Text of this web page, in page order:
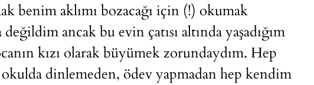
benim aklımı bozacağı için (!) okumak
ancak bu evin çatısı altında yaşadığım
kızı olarak büyümek zorundaydım. Hep
dinlemeden, ödev yapmadan hep kendim